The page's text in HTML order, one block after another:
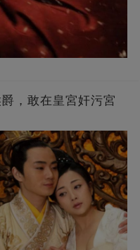
，敢在皇宮奸污宮